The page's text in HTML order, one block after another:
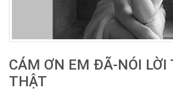
CÁM ƠN EM ĐÃ-NÓI LỜI
THẬT